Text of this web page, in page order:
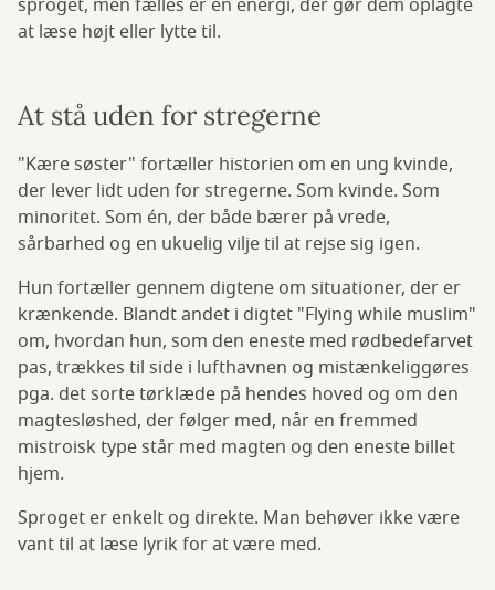
sproget, men fælles er en energi, der gør dem oplagte
at læse højt eller lytte til.
At stå uden for stregerne
"Kære søster" fortæller historien om en ung kvinde,
der lever lidt uden for stregerne. Som kvinde. Som
minoritet. Som én, der både bærer på vrede,
sårbarhed og en ukuelig vilje til at rejse sig igen.
Hun fortæller gennem digtene om situationer, der er
krænkende. Blandt andet i digtet "Flying while muslim"
om, hvordan hun, som den eneste med rødbedefarvet
pas, trækkes til side i lufthavnen og mistænkeliggøres
pga. det sorte tørklæde på hendes hoved og om den
magtesløshed, der følger med, når en fremmed
mistroisk type står med magten og den eneste billet
hjem.
Sproget er enkelt og direkte. Man behøver ikke være
vant til at læse lyrik for at være med.